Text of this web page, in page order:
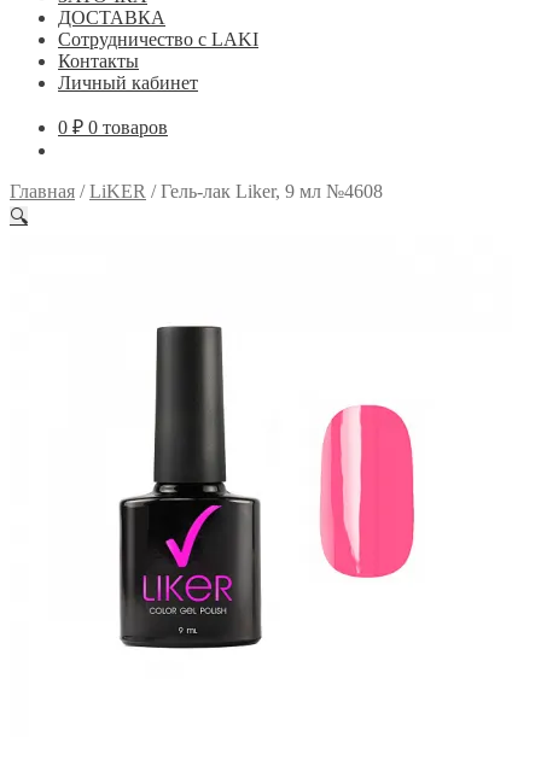
ДОСТАВКА
Сотрудничество с LAKI
Контакты
Личный кабинет
0 ₽ 0 товаров
Главная /LiKER /Гель-лак Liker, 9 мл №4608
🔍